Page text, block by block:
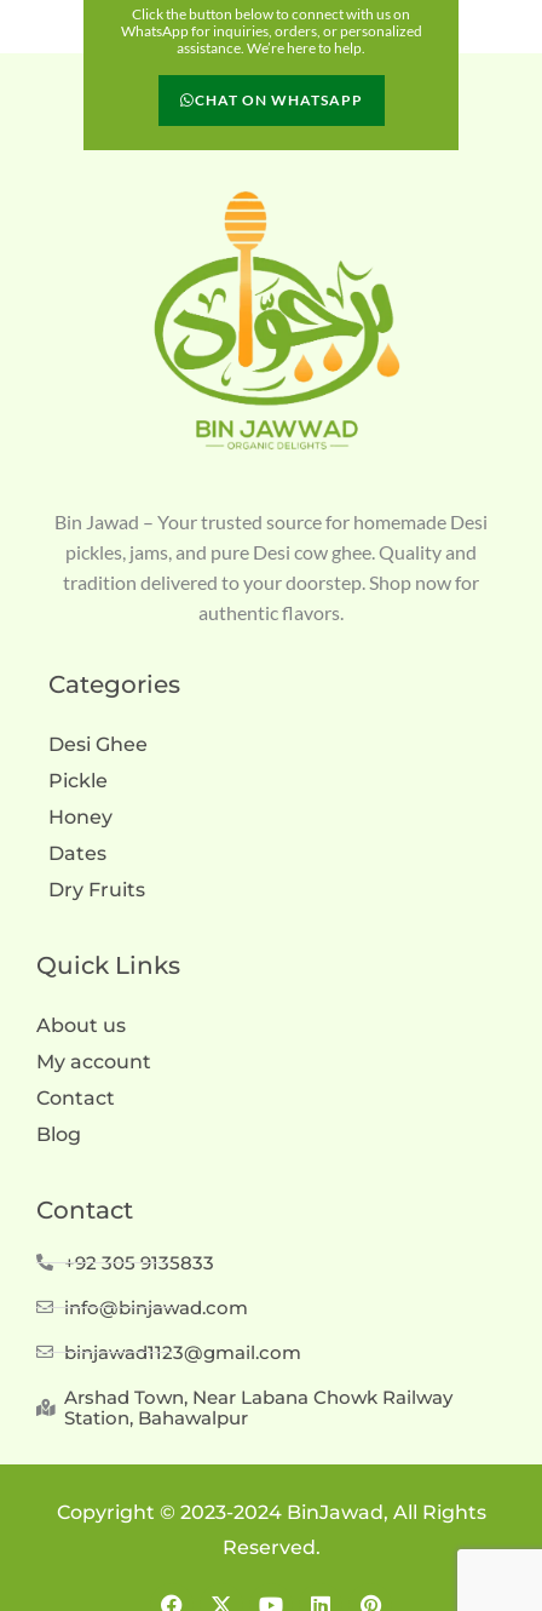
Click the button below to connect with us on
WhatsApp for inquiries, orders, or personalized
assistance. We’re here to help.
CHAT ON WHATSAPP
Bin Jawad – Your trusted source for homemade Desi
pickles, jams, and pure Desi cow ghee. Quality and
tradition delivered to your doorstep. Shop now for
authentic flavors.
Categories
Desi Ghee
Pickle
Honey
Dates
Dry Fruits
Quick Links
About us
My account
Contact
Blog
Contact
+92 305 9135833
info@binjawad.com
binjawad1123@gmail.com
Arshad Town, Near Labana Chowk Railway
Station, Bahawalpur
Copyright © 2023-2024 BinJawad, All Rights
Reserved.
F
X
Y
L
P